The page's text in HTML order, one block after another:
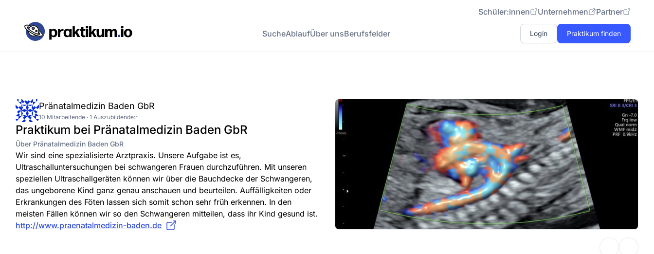
Schüler:innen Unternehmen Partner
SucheAblaufÜber unsBerufsfelder Login Praktikum finden
Pränatalmedizin Baden GbR
10 Mitarbeitende · 1 Auszubildende:r
Praktikum bei Pränatalmedizin Baden GbR
Über Pränatalmedizin Baden GbR
Wir sind eine spezialisierte Arztpraxis. Unsere Aufgabe ist es,
Ultraschalluntersuchungen bei schwangeren Frauen durchzuführen. Mit unseren
speziellen Ultraschallgeräten können wir über die Bauchdecke der Schwangeren,
das ungeborene Kind ganz genau anschauen und beurteilen. Auffälligkeiten oder
Erkrankungen des Föten lassen sich somit schon sehr früh erkennen. In den
meisten Fällen können wir so den Schwangeren mitteilen, dass ihr Kind gesund ist.
http://www.praenatalmedizin-baden.de